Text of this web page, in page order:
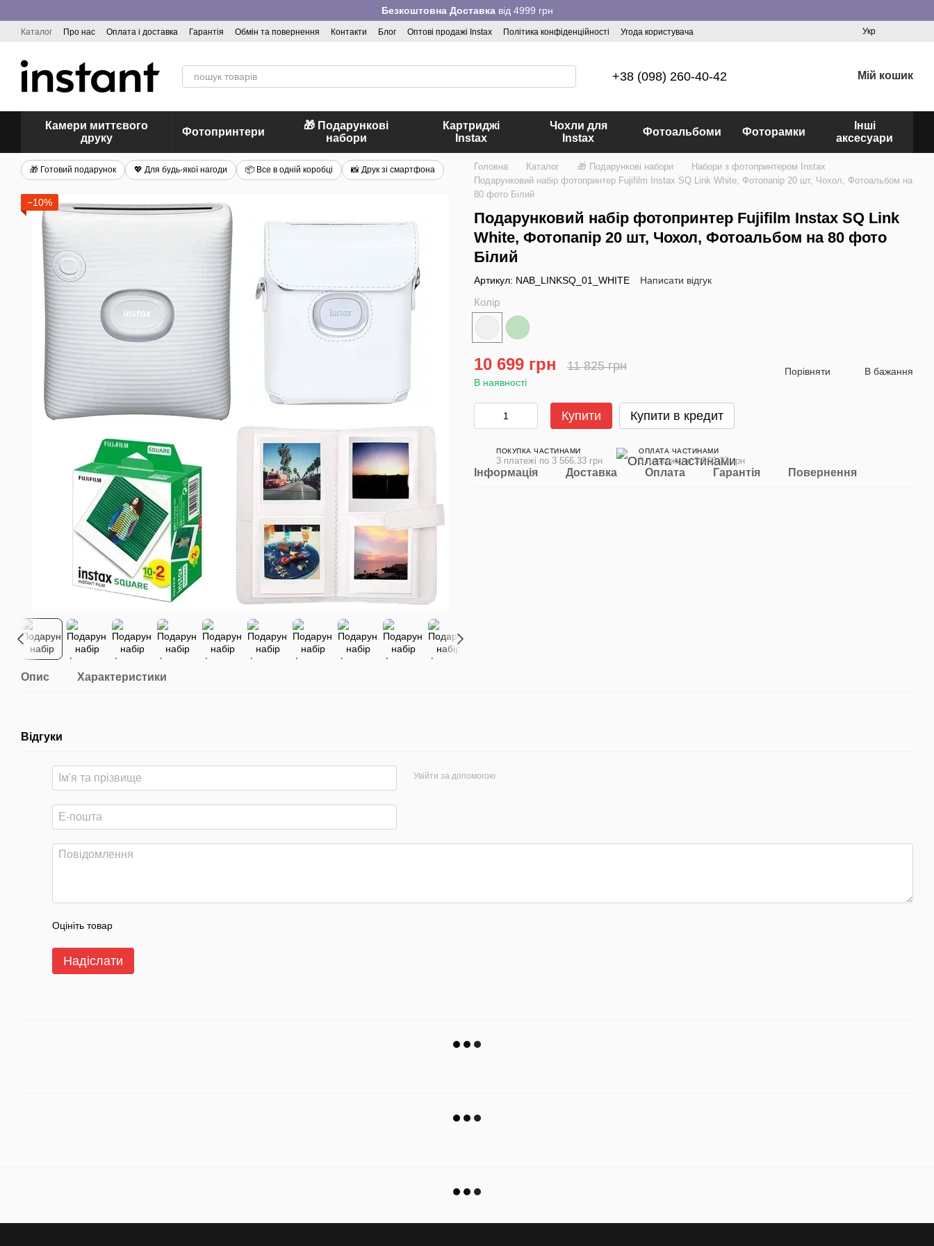
Безкоштовна Доставкавід 4999 грн
Каталог Про нас Оплата і доставка Гарантія Обмін та повернення Контакти Блог Оптові продажі Instax Політика конфіденційності
Угода користувача
Укр
+38 (098) 260-40-42 Мій кошик
Камери миттєвого
друку
Фотопринтери
🎁 Подарункові
набори
Картриджі
Instax
Чохли для
Instax
Фотоальбоми Фоторамки
Інші
аксесуари
🎁 Готовий подарунок 💖 Для будь-якої нагоди 📦 Все в одній коробці 📸 Друк зі смартфона
−10%
Головна Каталог 🎁 Подарункові набори
Набори з фотопринтером Instax
Подарунковий набір фотопринтер Fujifilm Instax SQ Link White, Фотопапір 20 шт, Чохол, Фотоальбом на
80 фото Білий
Подарунковий набір фотопринтер Fujifilm Instax SQ Link
White, Фотопапір 20 шт, Чохол, Фотоальбом на 80 фото
Білий
Артикул: NAB_LINKSQ_01_WHITE Написати відгук
Колір
10 699 грн 11 825 грн
В наявності
Порівняти В бажання
Купити Купити в кредит
ПОКУПКА ЧАСТИНАМИ
3 платежі по 3 566.33 грн
ОПЛАТА ЧАСТИНАМИ
3 платежі по 3 566.33 грн
Інформація Доставка Оплата Гарантія Повернення
Опис Характеристики
Відгуки
Увійти за допомогою
Оцініть товар
Надіслати